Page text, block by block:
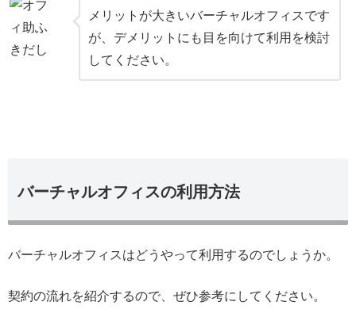
メリットが大きいバーチャルオフィスです
が、デメリットにも目を向けて利用を検討
してください。
バーチャルオフィスの利用方法
バーチャルオフィスはどうやって利用するのでしょうか。
契約の流れを紹介するので、ぜひ参考にしてください。